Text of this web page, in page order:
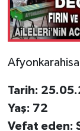
Tarih:
Yaş: 72
Vefat eden: